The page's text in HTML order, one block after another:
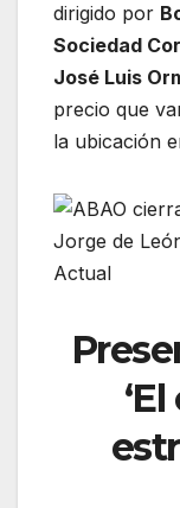
dirigido por
Sociedad
José Luis
precio que
la ubicación